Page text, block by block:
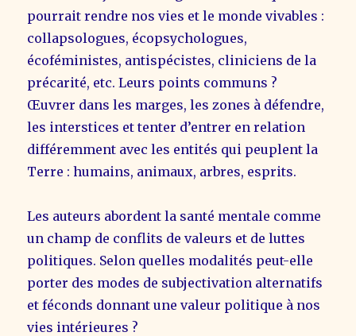
pourrait rendre nos vies et le monde vivables :
collapsologues, écopsychologues,
écoféministes, antispécistes, cliniciens de la
précarité, etc. Leurs points communs ?
Œuvrer dans les marges, les zones à défendre,
les interstices et tenter d’entrer en relation
différemment avec les entités qui peuplent la
Terre : humains, animaux, arbres, esprits.
Les auteurs abordent la santé mentale comme
un champ de conflits de valeurs et de luttes
politiques. Selon quelles modalités peut-elle
porter des modes de subjectivation alternatifs
et féconds donnant une valeur politique à nos
vies intérieures ?